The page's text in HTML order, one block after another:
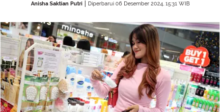
Anisha Saktian Putri Diperbarui 06 Desember 2024, 15:31 WIB